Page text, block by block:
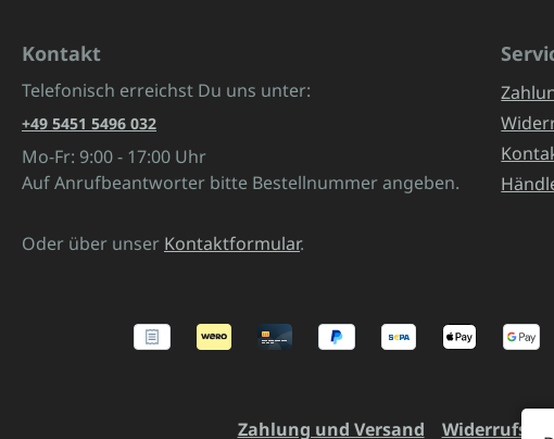
Kontakt
Telefonisch erreichst Du uns unter:
+49 5451 5496 032
Mo-Fr: 9:00 - 17:00 Uhr
Auf Anrufbeantworter bitte Bestellnummer angeben.
Oder über unser Kontaktformular.
Zahlung und Versand